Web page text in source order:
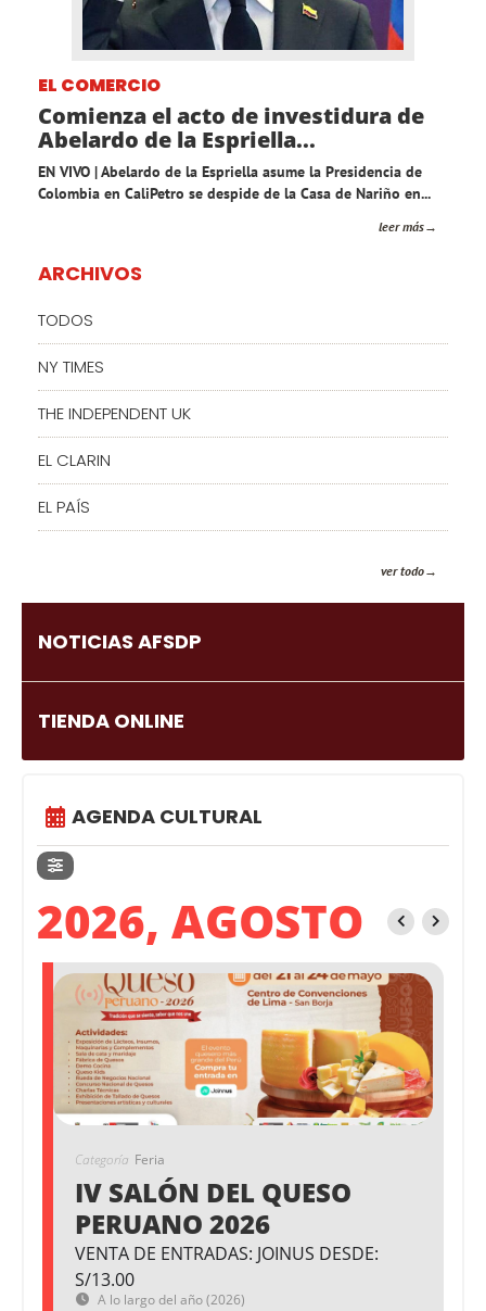
EL COMERCIO
Comienza el acto de investidura de
Abelardo de la Espriella...
EN VIVO | Abelardo de la Espriella asume la Presidencia de
Colombia en CaliPetro se despide de la Casa de Nariño en...
leer más
ARCHIVOS
TODOS
NY TIMES
THE INDEPENDENT UK
EL CLARIN
EL PAÍS
ver todo
NOTICIAS AFSDP
TIENDA ONLINE
AGENDA CULTURAL
2026, AGOSTO
Categoría Feria
IV SALÓN DEL QUESO
PERUANO 2026
VENTA DE ENTRADAS: JOINUS DESDE:
S/13.00
A lo largo del año (2026)